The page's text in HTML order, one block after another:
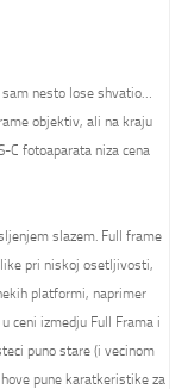
nesto lose shvatio…
objektiv, ali na kraju
C fotoaparata niza cena
slazem. Full frame
pri niskoj osetljivosti,
platformi, naprimer
ceni izmedju Full Frama i
puno stare (i vecinom
pune karatkeristike za